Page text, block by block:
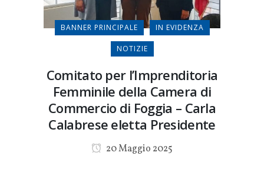
BANNER PRINCIPALE IN EVIDENZA
NOTIZIE
Comitato per l’Imprenditoria
Femminile della Camera di
Commercio di Foggia – Carla
Calabrese eletta Presidente
20 Maggio 2025